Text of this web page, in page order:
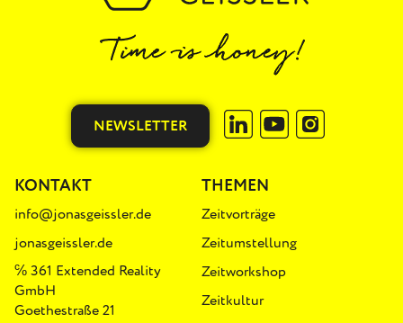
NEWSLETTER
KONTAKT
info@jonasgeissler.de
jonasgeissler.de
℅ 361 Extended Reality
GmbH
Goethestraße 21
THEMEN
Zeitvorträge
Zeitumstellung
Zeitworkshop
Zeitkultur